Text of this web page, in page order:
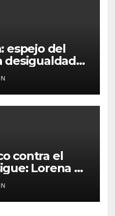
espejo del
desigualdad
contra el
Lorena de